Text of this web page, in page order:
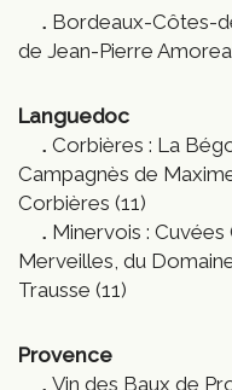
Bordeaux-Côtes-
de Jean-Pierre
Languedoc
Corbières : La
Campagnès de
Corbières (11)
Minervois :
Merveilles, du
Trausse (11)
Provence
Vin des Baux de